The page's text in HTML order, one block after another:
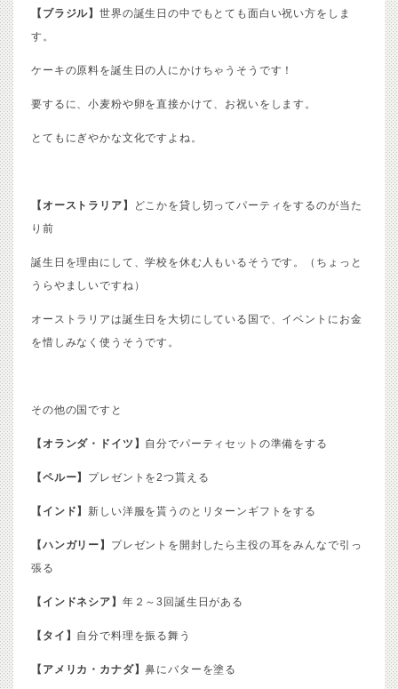
【ブラジル】世界の誕生日の中でもとても面白い祝い方をしま
す。
ケーキの原料を誕生日の人にかけちゃうそうです！
要するに、小麦粉や卵を直接かけて、お祝いをします。
とてもにぎやかな文化ですよね。
【オーストラリア】
どこかを貸し切ってパーティをするのが当た
り前
誕生日を理由にして、学校を休む人もいるそうです。（ちょっと
うらやましいですね）
オーストラリアは誕生日を大切にしている国で、イベントにお金
を惜しみなく使うそうです。
その他の国ですと
【オランダ・ドイツ】 自分でパーティセットの準備をする
【ペルー】 プレゼントを2つ貰える
【インド】 新しい洋服を貰うのとリターンギフトをする
【ハンガリー】 プレゼントを開封したら主役の耳をみんなで引っ
張る
【インドネシア】 年２～3回誕生日がある
【タイ】 自分で料理を振る舞う
【アメリカ・カナダ】鼻にバターを塗る